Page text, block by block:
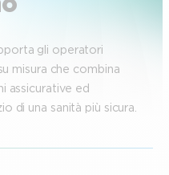
gli operatori
misura che combina
assicurative ed
di una sanità più sicura.